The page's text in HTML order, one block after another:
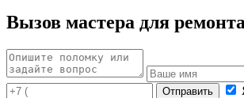
Вызов мастера для ремонта